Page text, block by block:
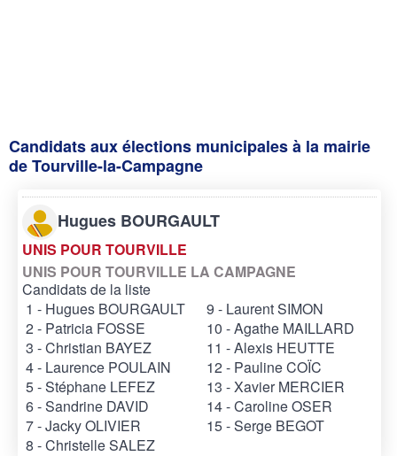
Candidats aux élections municipales à la mairie
de Tourville-la-Campagne
Hugues BOURGAULT
UNIS POUR TOURVILLE
UNIS POUR TOURVILLE LA CAMPAGNE
Candidats de la liste
1 - Hugues BOURGAULT
2 - Patricia FOSSE
3 - Christian BAYEZ
4 - Laurence POULAIN
5 - Stéphane LEFEZ
6 - Sandrine DAVID
7 - Jacky OLIVIER
8 - Christelle SALEZ
9 - Laurent SIMON
10 - Agathe MAILLARD
11 - Alexis HEUTTE
12 - Pauline COÏC
13 - Xavier MERCIER
14 - Caroline OSER
15 - Serge BEGOT